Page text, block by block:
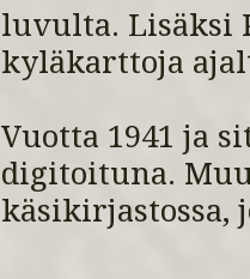
luvulta. Lisäksi
kyläkarttoja
Vuotta 1941 ja
digitoituna.
käsikirjastossa,